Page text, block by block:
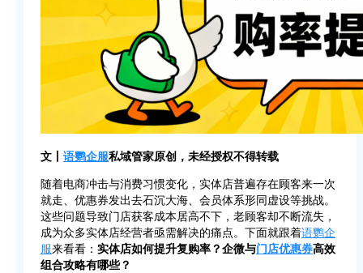
文丨 语鹦企服私域管家原创，未经授权不得转载
随着电商冲击与消费习惯变化，实体店普遍存在顾客来一次
就走、优惠券发出去石沉大海、会员体系形同虚设等挑战。
这些问题导致门店获客成本居高不下，老顾客却不断流失，
成为众多实体店经营者亟需解决的痛点。下面就跟着语鹦企
服来看看： 实体店如何提升复购率？企微与门店优惠券高效
组合攻略有哪些？